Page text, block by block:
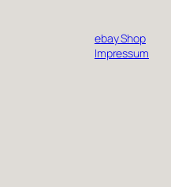
ebay Shop
Impressum